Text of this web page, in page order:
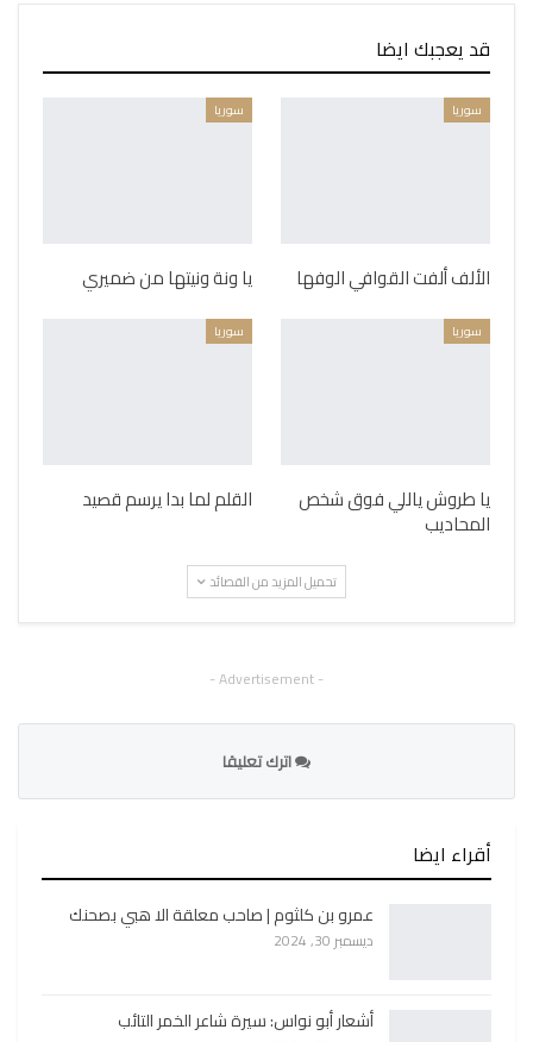
قد يعجبك ايضا
سوريا
الألف ألفت القوافي الوفها
سوريا
يا ونة ونيتها من ضميري
سوريا
يا طروش ياللي فوق شخص
المحاديب
سوريا
القلم لما بدا يرسم قصيد
تحميل المزيد من القصائد
- Advertisement -
اترك تعليقا
أقراء ايضا
عمرو بن كلثوم | صاحب معلقة الا هبي بصحنك
ديسمبر 30, 2024
أشعار أبو نواس: سيرة شاعر الخمر التائب